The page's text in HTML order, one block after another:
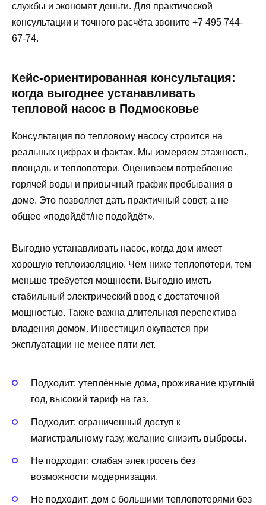
службы и экономят деньги. Для практической
консультации и точного расчёта звоните +7 495 744-
67-74.
Кейс-ориентированная консультация:
когда выгоднее устанавливать
тепловой насос в Подмосковье
Консультация по тепловому насосу строится на
реальных цифрах и фактах. Мы измеряем этажность,
площадь и теплопотери. Оцениваем потребление
горячей воды и привычный график пребывания в
доме. Это позволяет дать практичный совет, а не
общее «подойдёт/не подойдёт».
Выгодно устанавливать насос, когда дом имеет
хорошую теплоизоляцию. Чем ниже теплопотери, тем
меньше требуется мощности. Выгодно иметь
стабильный электрический ввод с достаточной
мощностью. Также важна длительная перспектива
владения домом. Инвестиция окупается при
эксплуатации не менее пяти лет.
Подходит: утеплённые дома, проживание круглый
год, высокий тариф на газ.
Подходит: ограниченный доступ к
магистральному газу, желание снизить выбросы.
Не подходит: слабая электросеть без
возможности модернизации.
Не подходит: дом с большими теплопотерями без